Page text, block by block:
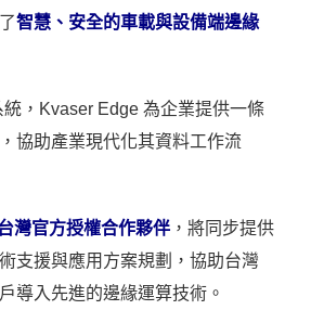
智慧、安全的車載與設備端邊緣
，Kvaser Edge 為企業提供一條
協助產業現代化其資料工作流
灣官方授權合作夥伴 ，將同步提供
支援與應用方案規劃，協助台灣
導入先進的邊緣運算技術。